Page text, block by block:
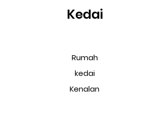
Kedai
Rumah
kedai
Kenalan